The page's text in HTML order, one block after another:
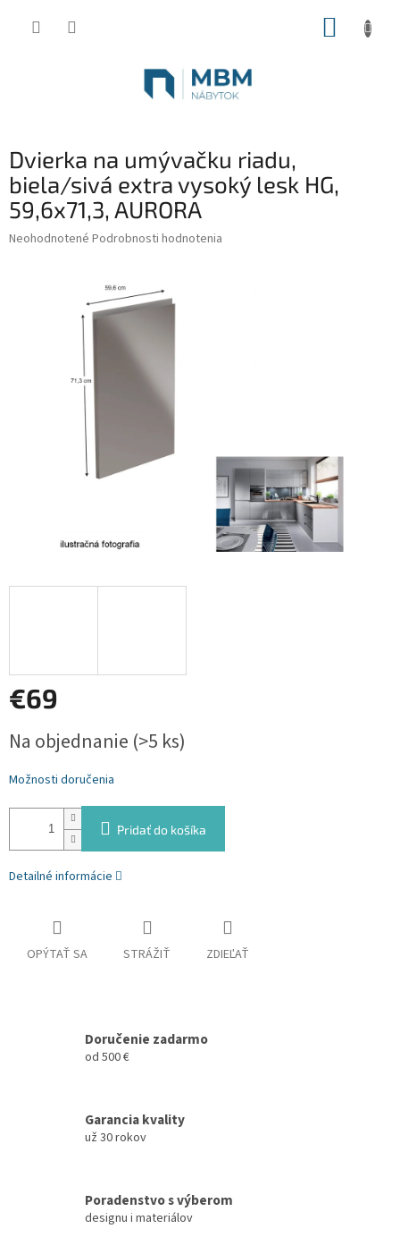
Dvierka na umývačku riadu,
biela/sivá extra vysoký lesk HG,
59,6x71,3, AURORA
Priemerné
Neohodnotené Podrobnosti hodnotenia
€69
cena:
Na objednanie (>5 ks)
Možnosti doručenia
Pridať do košíka
Detailné informácie
OPÝTAŤ SA STRÁŽIŤ ZDIEĽAŤ
Doručenie zadarmo
od 500 €
Garancia kvality
už 30 rokov
Poradenstvo s výberom
designu i materiálov